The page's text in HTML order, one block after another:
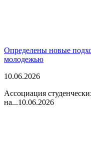
Определены новые
молодежью
10.06.2026
Ассоциация
на...10.06.2026